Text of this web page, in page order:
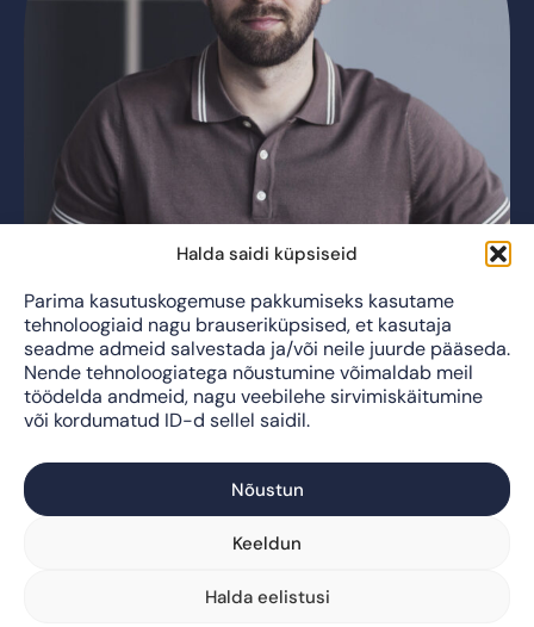
Halda saidi küpsiseid
Parima kasutuskogemuse pakkumiseks kasutame
tehnoloogiaid nagu brauseriküpsised, et kasutaja
seadme admeid salvestada ja/või neile juurde pääseda.
Nende tehnoloogiatega nõustumine võimaldab meil
töödelda andmeid, nagu veebilehe sirvimiskäitumine
või kordumatud ID-d sellel saidil.
Nõustun
Keeldun
Halda eelistusi
© Livida Grupp OÜ Privaatsuspoliitika
info@livida.ee